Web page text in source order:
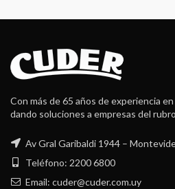
Con más de 65 años de experiencia
dando soluciones a empresas del
Av Gral Garibaldi 1944 –
Teléfono: 2200 6800
Email: cuder@cuder.com.uy